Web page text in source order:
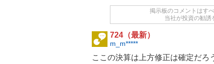
掲示板のコメントはす
当社が投資の勧誘
724（最新）
m_m*****
ここの決算は上方修正は確定だろ